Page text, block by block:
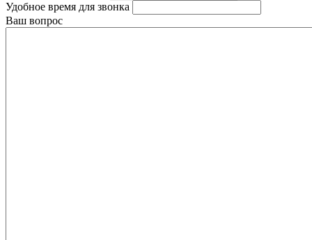
Удобное время для звонка
Ваш вопрос